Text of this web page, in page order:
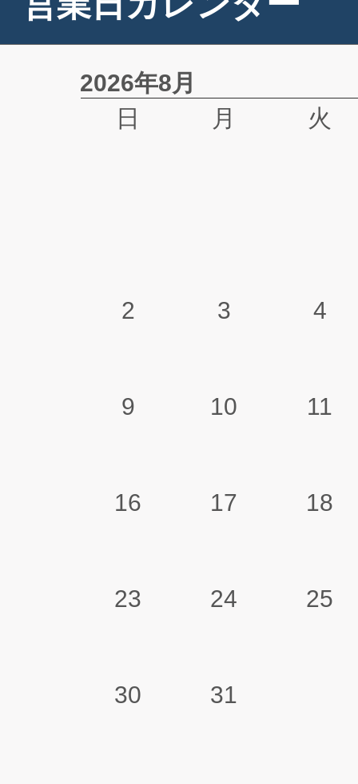
2026年8月
日
月 火
2 3 4
9 10 11
16 17 18
23 24 25
30 31